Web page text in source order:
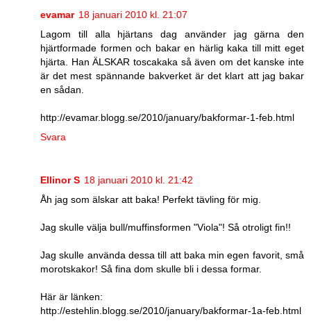
evamar 18 januari 2010 kl. 21:07
Lagom till alla hjärtans dag använder jag gärna den
hjärtformade formen och bakar en härlig kaka till mitt eget
hjärta. Han ÄLSKAR toscakaka så även om det kanske inte
är det mest spännande bakverket är det klart att jag bakar
en sådan.
http://evamar.blogg.se/2010/january/bakformar-1-feb.html
Svara
Ellinor S 18 januari 2010 kl. 21:42
Åh jag som älskar att baka! Perfekt tävling för mig.
Jag skulle välja bull/muffinsformen "Viola"! Så otroligt fin!!
Jag skulle använda dessa till att baka min egen favorit, små
morotskakor! Så fina dom skulle bli i dessa formar.
Här är länken:
http://estehlin.blogg.se/2010/january/bakformar-1a-feb.html